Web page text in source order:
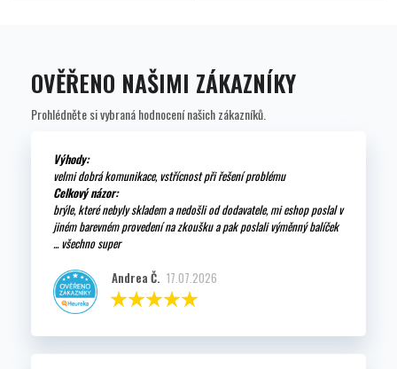
OVĚŘENO NAŠIMI ZÁKAZNÍKY
Prohlédněte si vybraná hodnocení našich zákazníků.
Výhody:
velmi dobrá komunikace, vstřícnost při řešení problému
Celkový názor:
brýle, které nebyly skladem a nedošli od dodavatele, mi eshop poslal v
jiném barevném provedení na zkoušku a pak poslali výměnný balíček
... všechno super
Andrea Č. 17.07.2026